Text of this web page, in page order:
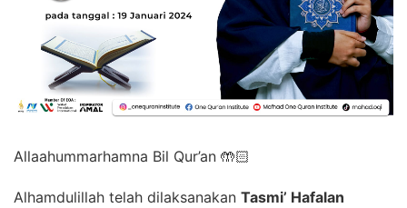
Allaahummarhamna Bil Qur’an 🤲🏻
Alhamdulillah telah dilaksanakan Tasmi’ Hafalan